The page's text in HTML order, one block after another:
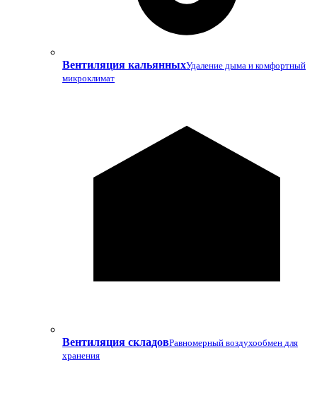
Вентиляция кальянныхУдаление дыма и комфортный
микроклимат
Вентиляция складовРавномерный воздухообмен для
хранения